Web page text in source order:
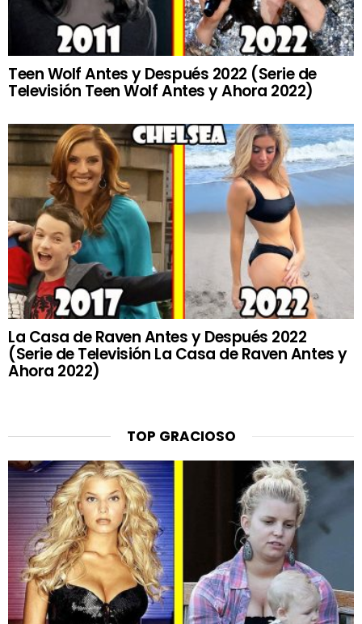
Teen Wolf Antes y Después 2022 (Serie de
Televisión Teen Wolf Antes y Ahora 2022)
La Casa de Raven Antes y Después 2022
(Serie de Televisión La Casa de Raven Antes y
Ahora 2022)
TOP GRACIOSO